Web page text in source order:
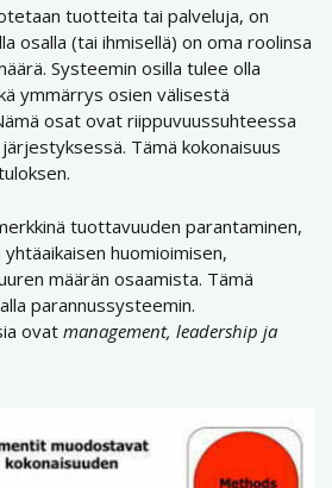
tuotteita tai palveluja, on
osalla (tai ihmisellä) on oma roolinsa
Systeemin osilla tulee olla
ymmärrys osien välisestä
osat ovat riippuvuussuhteessa
Tämä kokonaisuus
tuottavuuden parantaminen,
huomioimisen,
määrän osaamista. Tämä
parannussysteemin.
ovat management, leadership ja